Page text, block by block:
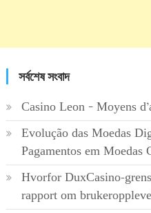
সর্বশেষ সংবাদ
Casino Leon – Moyens
Evolução das Moedas
Pagamentos em Moedas
Hvorfor DuxCasino-
rapport om